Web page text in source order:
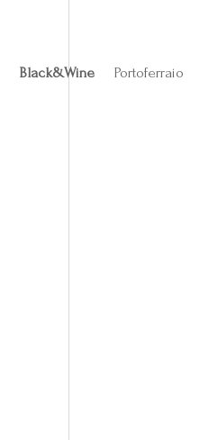
Black&Wine Portoferraio